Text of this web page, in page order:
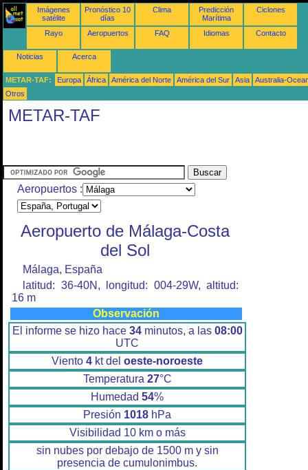
Imágenes
satélite
Pronóstico 10
días
Clima
Predicción
Marítima
Ciclones
Rayo Aeropuertos FAQ Idiomas Contacto
Noticias Acerca
METAR-TAF: Europa África América del Norte América del Sur Asia
Australia-
Otros
METAR-TAF
Aeropuertos :
Aeropuerto de Málaga-Costa
del Sol
Málaga, España
latitud: 36-40N, longitud: 004-29W, altitud:
16 m
Observación
El informe se hizo hace 34minutos, a las 08:00
UTC
Viento 4 kt del oeste-noroeste
Temperatura 27°C
Humedad 54%
Presión 1018 hPa
Visibilidad 10 km o más
sin nubes por debajo de 1500 m y sin
presencia de cumulonimbus.